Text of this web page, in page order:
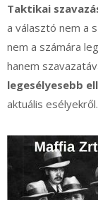
Taktikai
a választó nem a
nem a számára
hanem
legesélyesebb
aktuális esélyekről.